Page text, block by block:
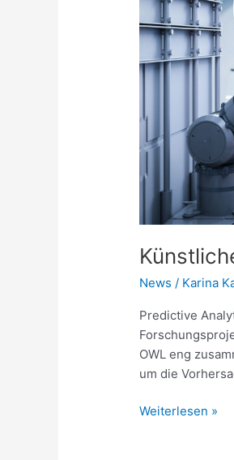
News / Karina
Predictive
OWL eng
um die
Weiterlesen »